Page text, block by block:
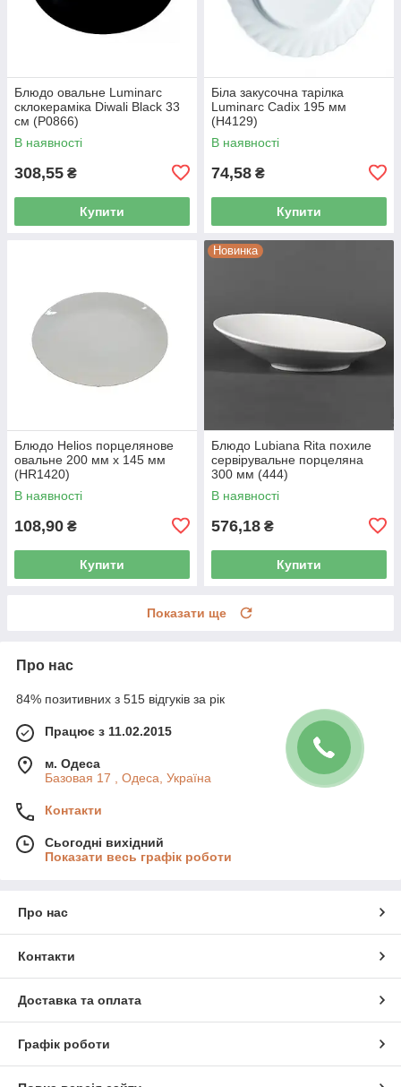
Блюдо овальне Luminarc
склокераміка Diwali Black 33
см (P0866)
В наявності
308,55 ₴
Купити
Біла закусочна тарілка
Luminarc Cadix 195 мм
(Н4129)
В наявності
74,58 ₴
Купити
Блюдо Helios порцелянове
овальне 200 мм х 145 мм
(HR1420)
В наявності
108,90 ₴
Купити
Новинка
Блюдо Lubiana Rita похиле
сервірувальне порцеляна
300 мм (444)
В наявності
576,18 ₴
Купити
Показати ще
Про нас
84% позитивних з 515 відгуків за рік
Працює з 11.02.2015
м. Одеса
Базовая 17 , Одеса, Україна
Контакти
Сьогодні вихідний
Показати весь графік роботи
Про нас
Контакти
Доставка та оплата
Графік роботи